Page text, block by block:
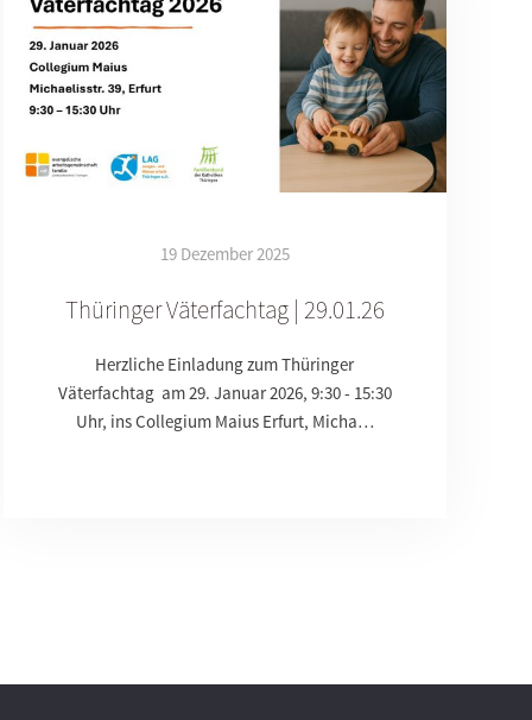
19 Dezember 2025
Thüringer Väterfachtag | 29.01.26
Herzliche Einladung zum Thüringer
Väterfachtag am 29. Januar 2026, 9:30 - 15:30
Uhr, ins Collegium Maius Erfurt, Micha…